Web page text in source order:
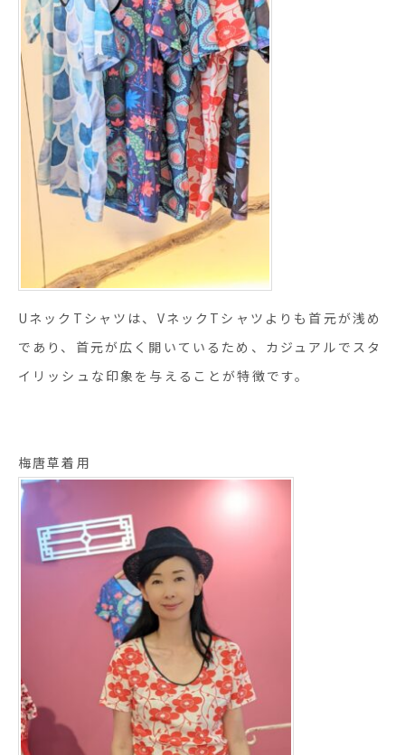
UネックTシャツは、VネックTシャツよりも首元が浅め
であり、首元が広く開いているため、カジュアルでスタ
イリッシュな印象を与えることが特徴です。
梅唐草着用